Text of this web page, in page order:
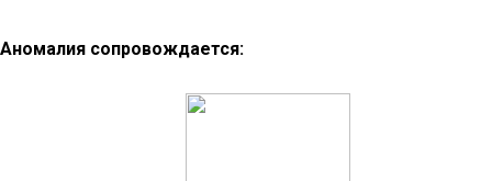
Аномалия сопровождается: